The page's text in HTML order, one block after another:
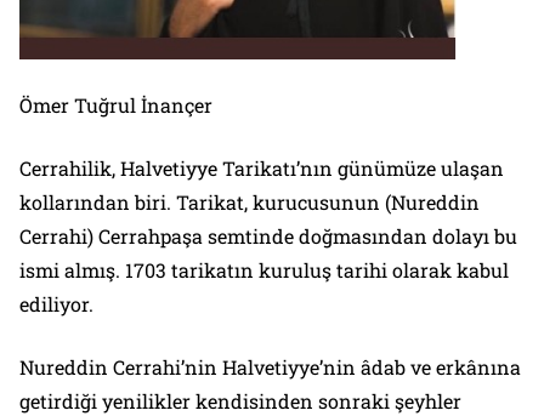
Ömer Tuğrul İnançer
Cerrahilik, Halvetiyye Tarikatı’nın günümüze ulaşan
kollarından biri. Tarikat, kurucusunun (Nureddin
Cerrahi) Cerrahpaşa semtinde doğmasından dolayı bu
ismi almış. 1703 tarikatın kuruluş tarihi olarak kabul
ediliyor.
Nureddin Cerrahi’nin Halvetiyye’nin âdab ve erkânına
getirdiği yenilikler kendisinden sonraki şeyhler